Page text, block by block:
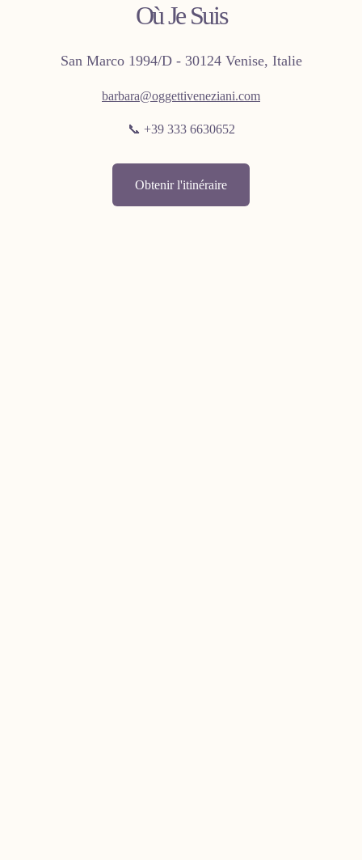
Où Je Suis
San Marco 1994/D - 30124 Venise, Italie
barbara@oggettiveneziani.com
📞 +39 333 6630652
Obtenir l'itinéraire